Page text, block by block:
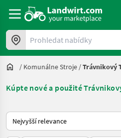
Prohledat nabídky
/ Komunálne Stroje /Trávnikový
Kúpte nové a použité
Takto se řadí nabídky na